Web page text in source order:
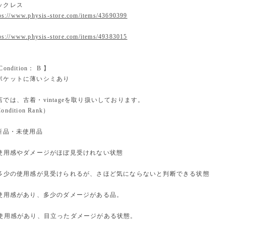
クレス
www.physis-store.com/items/43690399
www.physis-store.com/items/49383015
Condition： B 】
ケットに薄いシミあり
では、古着・vintageを取り扱いしております。
Rank）
品・未使用品
用感やダメージがほぼ見受けれない状態
少の使用感が見受けられるが、さほど気にならないと判断できる状態
用感があり、多少のダメージがある品。
用感があり、目立ったダメージがある状態。